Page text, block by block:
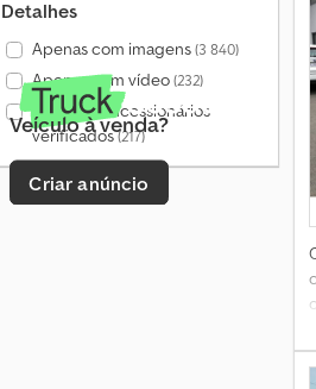
Detalhes
Apenas com imagens(3 840)
Apenas com vídeo(232)
Apenas concessionários
verificados(217)
Veículo à venda?
Criar anúncio